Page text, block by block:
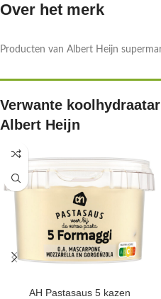
Over het merk
Producten van Albert Heijn
Verwante
Albert Heijn
AH Pastasaus 5 kazen